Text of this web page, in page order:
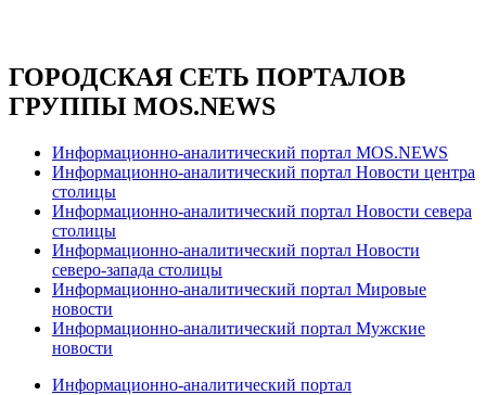
ГОРОДСКАЯ СЕТЬ ПОРТАЛОВ
ГРУППЫ MOS.NEWS
Информационно-аналитический портал MOS.NEWS
Информационно-аналитический портал Новости центра
столицы
Информационно-аналитический портал Новости севера
столицы
Информационно-аналитический портал Новости
северо-запада столицы
Информационно-аналитический портал Мировые
новости
Информационно-аналитический портал Мужские
новости
Информационно-аналитический портал